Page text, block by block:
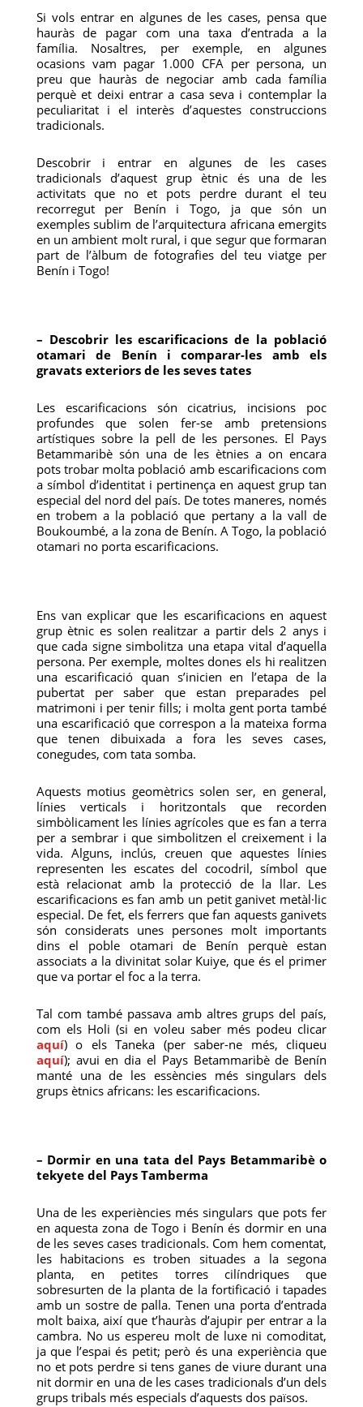
Si vols entrar en algunes de les cases, pensa que
hauràs de pagar com una taxa d’entrada a la
família. Nosaltres, per exemple, en algunes
ocasions vam pagar 1.000 CFA per persona, un
preu que hauràs de negociar amb cada família
perquè et deixi entrar a casa seva i contemplar la
peculiaritat i el interès d’aquestes construccions
tradicionals.
Descobrir i entrar en algunes de les cases
tradicionals d’aquest grup ètnic és una de les
activitats que no et pots perdre durant el teu
recorregut per Benín i Togo, ja que són un
exemples sublim de l’arquitectura africana emergits
en un ambient molt rural, i que segur que formaran
part de l’àlbum de fotografies del teu viatge per
Benín i Togo!
– Descobrir les escarificacions de la població
otamari de Benín i comparar-les amb els
gravats exteriors de les seves tates
Les escarificacions són cicatrius, incisions poc
profundes que solen fer-se amb pretensions
artístiques sobre la pell de les persones. El Pays
Betammaribè són una de les ètnies a on encara
pots trobar molta població amb escarificacions com
a símbol d’identitat i pertinença en aquest grup tan
especial del nord del país. De totes maneres, només
en trobem a la població que pertany a la vall de
Boukoumbé, a la zona de Benín. A Togo, la població
otamari no porta escarificacions.
Ens van explicar que les escarificacions en aquest
grup ètnic es solen realitzar a partir dels 2 anys i
que cada signe simbolitza una etapa vital d’aquella
persona. Per exemple, moltes dones els hi realitzen
una escarificació quan s’inicien en l’etapa de la
pubertat per saber que estan preparades pel
matrimoni i per tenir fills; i molta gent porta també
una escarificació que correspon a la mateixa forma
que tenen dibuixada a fora les seves cases,
conegudes, com tata somba.
Aquests motius geomètrics solen ser, en general,
línies verticals i horitzontals que recorden
simbòlicament les línies agrícoles que es fan a terra
per a sembrar i que simbolitzen el creixement i la
vida. Alguns, inclús, creuen que aquestes línies
representen les escates del cocodril, símbol que
està relacionat amb la protecció de la llar. Les
escarificacions es fan amb un petit ganivet metàl·lic
especial. De fet, els ferrers que fan aquests ganivets
són considerats unes persones molt importants
dins el poble otamari de Benín perquè estan
associats a la divinitat solar Kuiye, que és el primer
que va portar el foc a la terra.
Tal com també passava amb altres grups del país,
com els Holi (si en voleu saber més podeu clicar
aquí) o els Taneka (per saber-ne més, cliqueu
aquí); avui en dia el Pays Betammaribè de Benín
manté una de les essències més singulars dels
grups ètnics africans: les escarificacions.
– Dormir en una tata del Pays Betammaribè o
tekyete del Pays Tamberma
Una de les experiències més singulars que pots fer
en aquesta zona de Togo i Benín és dormir en una
de les seves cases tradicionals. Com hem comentat,
les habitacions es troben situades a la segona
planta, en petites torres cilíndriques que
sobresurten de la planta de la fortificació i tapades
amb un sostre de palla. Tenen una porta d’entrada
molt baixa, així que t’hauràs d’ajupir per entrar a la
cambra. No us espereu molt de luxe ni comoditat,
ja que l’espai és petit; però és una experiència que
no et pots perdre si tens ganes de viure durant una
nit dormir en una de les cases tradicionals d’un dels
grups tribals més especials d’aquests dos països.